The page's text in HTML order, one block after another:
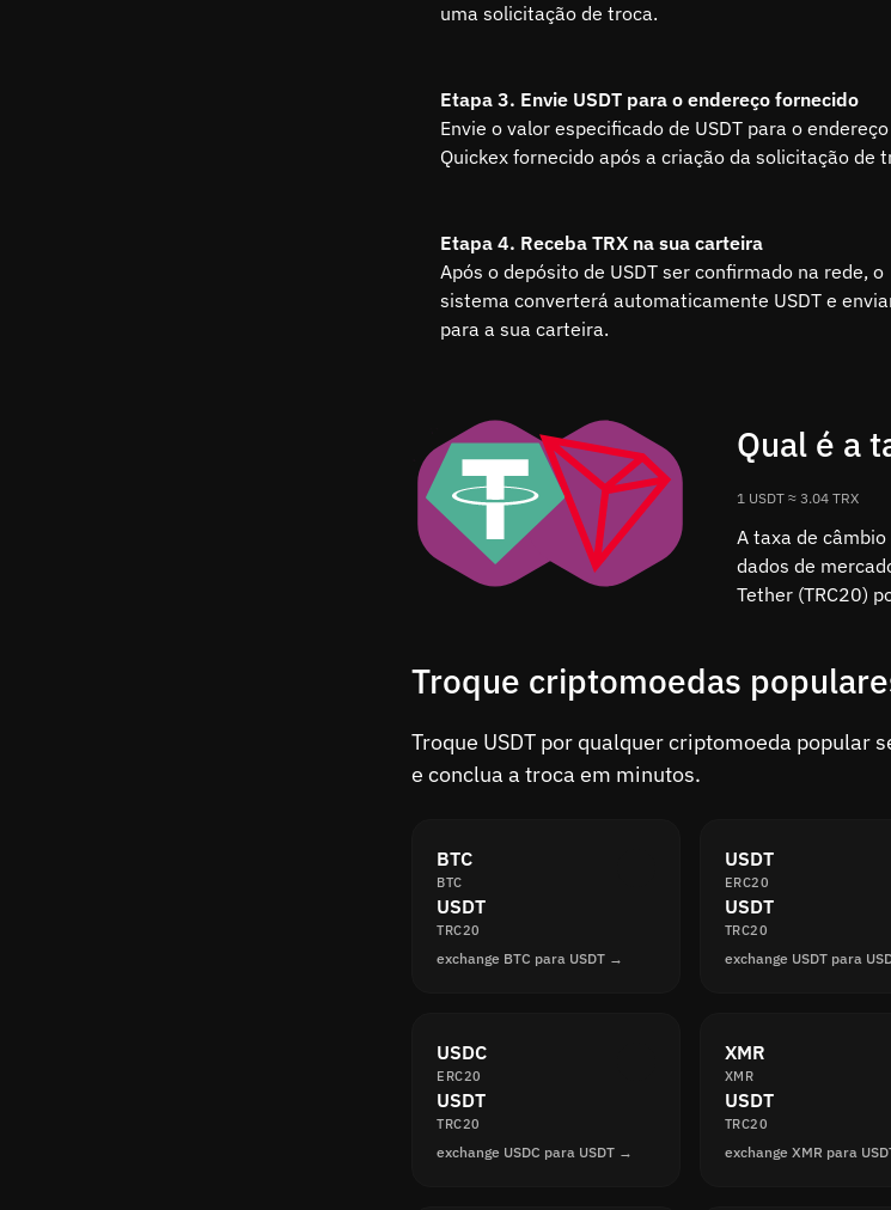
uma solicitação de troca.
Etapa 3. Envie USDT para o endereço fornecido
Envie o valor especificado de USDT para o
Quickex fornecido após a criação da solicitação de
Etapa 4. Receba TRX na sua carteira
Após o depósito de USDT ser confirmado na rede, o
sistema converterá automaticamente USDT e
para a sua carteira.
Qual é a
1 USDT ≈ 3.04 TRX
A taxa de
dados de
Tether (TRC20)
Troque criptomoedas
Troque USDT por qualquer criptomoeda popular
e conclua a troca em minutos.
BTC
BTC
USDT
TRC20
exchange BTC para USDT →
USDT
ERC20
USDT
TRC20
exchange USDT para
USDC
ERC20
USDT
TRC20
exchange USDC para USDT →
XMR
XMR
USDT
TRC20
exchange XMR para